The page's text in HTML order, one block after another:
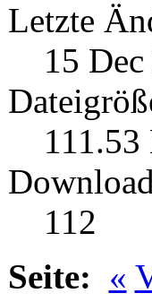
Letzte
15
111.53
112
Seite: «